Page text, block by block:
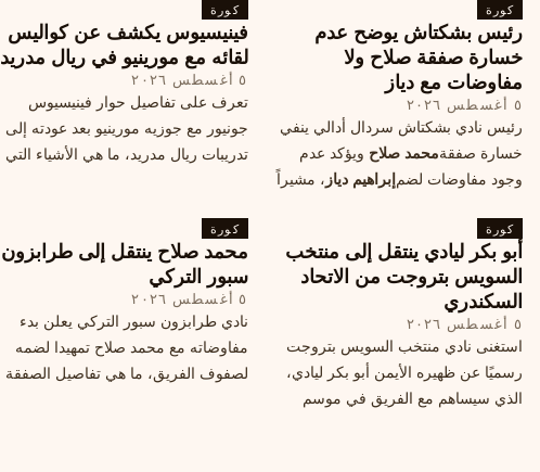
كورة
رئيس بشكتاش يوضح عدم
خسارة صفقة صلاح ولا
مفاوضات مع دياز
٥ أغسطس ٢٠٢٦
رئيس نادي بشكتاش سردال أدالي ينفي
خسارة صفقةمحمد صلاح ويؤكد عدم
وجود مفاوضات لضمإبراهيم دياز ، مشيراً
محتملة أخرى.
كورة
فينيسيوس يكشف عن كواليس
لقائه مع مورينيو في ريال مدريد
٥ أغسطس ٢٠٢٦
تعرف على تفاصيل حوار فينيسيوس
جونيور مع جوزيه مورينيو بعد عودته إلى
تدريبات ريال مدريد، ما هي الأشياء التي
كورة
أبو بكر ليادي ينتقل إلى منتخب
السويس بتروجت من الاتحاد
السكندري
٥ أغسطس ٢٠٢٦
استغنى نادي منتخب السويس بتروجت
رسميًا عن ظهيره الأيمن أبو بكر ليادي،
الذي سيساهم مع الفريق في موسم
كورة
محمد صلاح ينتقل إلى طرابزون
سبور التركي
٥ أغسطس ٢٠٢٦
نادي طرابزون سبور التركي يعلن بدء
مفاوضاته مع محمد صلاح تمهيدا لضمه
لصفوف الفريق، ما هي تفاصيل الصفقة